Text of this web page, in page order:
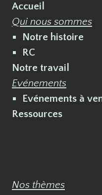
Accueil
Qui nous sommes
Notre histoire
RC
Notre travail
Evénements
Evénements à
Ressources
Nos thèmes